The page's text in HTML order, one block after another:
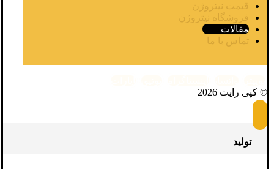
قیمت نیتروژن
فروشگاه نیتروژن
مقالات
تماس با ما
© کپی رایت 2026
تولید